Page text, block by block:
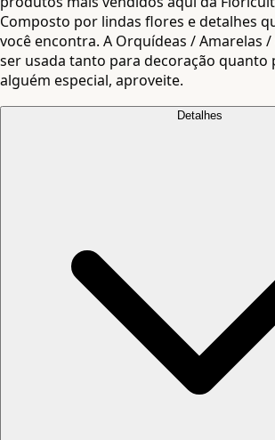
Composto por lindas flores e detalhes
você encontra. A Orquídeas / Amarelas
ser usada tanto para decoração quanto
alguém especial, aproveite.
Detalhes